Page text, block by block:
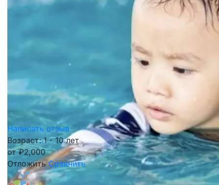
Написать отзыв
Возраст: 1 - 10 лет
от₽2,000
Отложить Сравнить